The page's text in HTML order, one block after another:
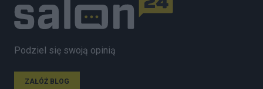
Podziel się swoją opinią
ZAŁÓŻ BLOG